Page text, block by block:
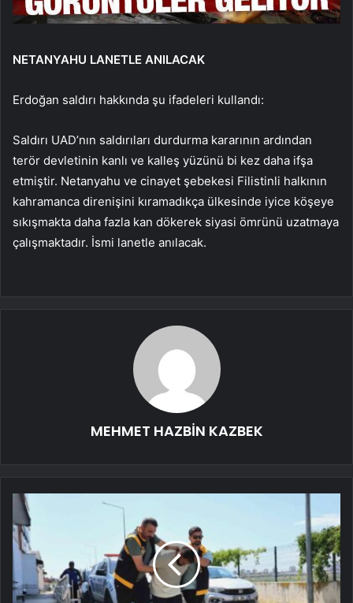
NETANYAHU LANETLE ANILACAK
Erdoğan saldırı hakkında şu ifadeleri kullandı:
Saldırı UAD’nın saldırıları durdurma kararının ardından
terör devletinin kanlı ve kalleş yüzünü bi kez daha ifşa
etmiştir. Netanyahu ve cinayet şebekesi Filistinli halkının
kahramanca direnişini kıramadıkça ülkesinde iyice köşeye
sıkışmakta daha fazla kan dökerek siyasi ömrünü uzatmaya
çalışmaktadır. İsmi lanetle anılacak.
MEHMET HAZBİN KAZBEK